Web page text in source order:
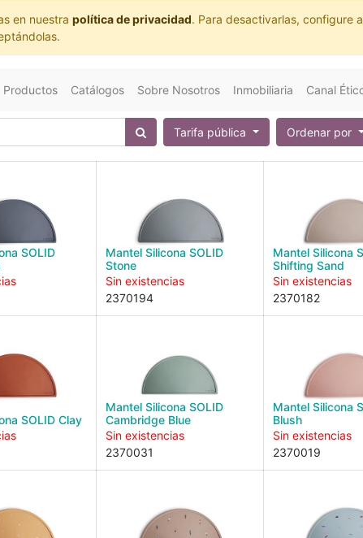
en nuestra política de privacidad. Para desactivarlas, configure
Productos Catálogos Sobre Nosotros Inmobiliaria Canal
Tarifa pública Ordenar por
SOLID
Mantel Silicona SOLID
Stone
Sin existencias
2370194
Mantel Silicona
Shifting Sand
Sin existencias
2370182
SOLID Clay
Mantel Silicona SOLID
Cambridge Blue
Sin existencias
2370031
Mantel Silicona
Blush
Sin existencias
2370019